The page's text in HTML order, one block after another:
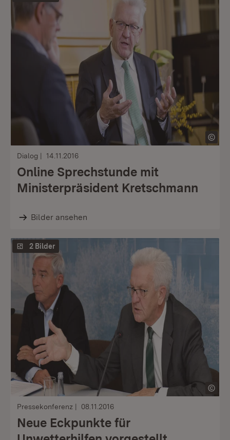
Dialog 14.11.2016
Online Sprechstunde mit
Ministerpräsident Kretschmann
Bilder ansehen
2 Bilder
Pressekonferenz 08.11.2016
Neue Eckpunkte für